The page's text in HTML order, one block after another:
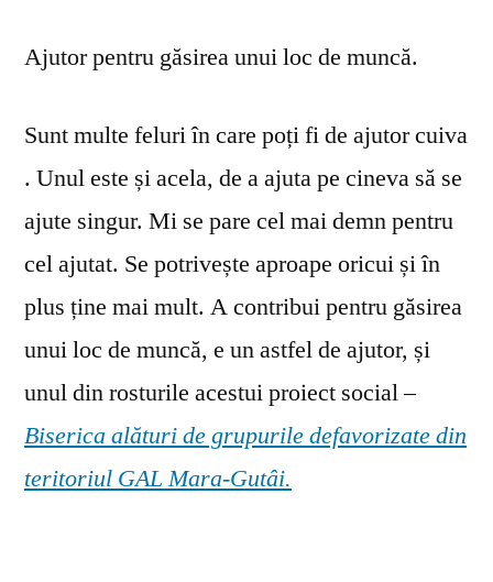
Ajutor pentru găsirea unui loc de muncă.
Sunt multe feluri în care poți fi de ajutor cuiva
. Unul este și acela, de a ajuta pe cineva să se
ajute singur. Mi se pare cel mai demn pentru
cel ajutat. Se potrivește aproape oricui și în
plus ține mai mult. A contribui pentru găsirea
unui loc de muncă, e un astfel de ajutor, și
unul din rosturile acestui proiect social –
Biserica alături de grupurile defavorizate din
teritoriul GAL Mara-Gutâi.